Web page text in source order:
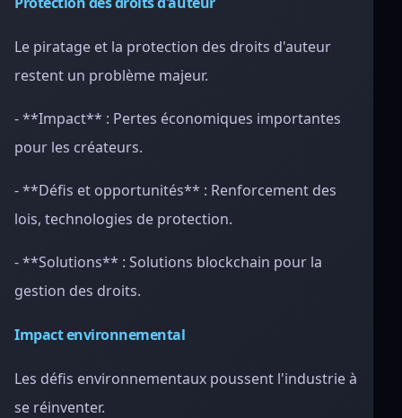
Le piratage et la protection des droits d'auteur
restent un problème majeur.
- **Impact** : Pertes économiques importantes
pour les créateurs.
- **Défis et opportunités** : Renforcement des
lois, technologies de protection.
- **Solutions** : Solutions blockchain pour la
gestion des droits.
Impact environnemental
Les défis environnementaux poussent l'industrie à
se réinventer.